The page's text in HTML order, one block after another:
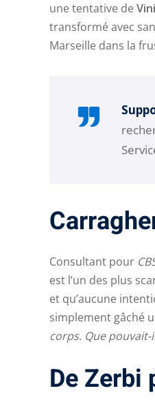
une tentative de
transformé avec
Marseille dans la
Consultant pour
est l’un des plus
et qu’aucune
simplement gâché
corps. Que pouvait-
De Zerbi